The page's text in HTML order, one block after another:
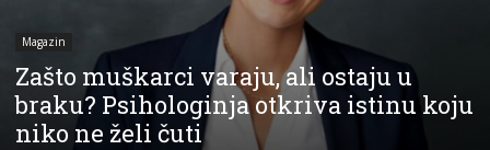
Magazin
Zašto muškarci varaju, ali ostaju u
braku? Psihologinja otkriva istinu koju
niko ne želi čuti